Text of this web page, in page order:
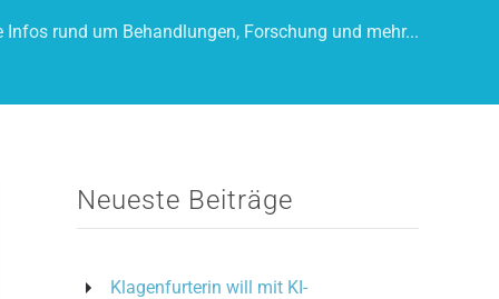
Infos rund um Behandlungen, Forschung und mehr...
Neueste Beiträge
Klagenfurterin will mit KI-